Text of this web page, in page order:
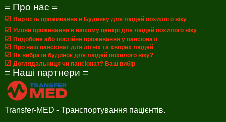
= Про нас =
☑ Вартість проживання в Будинку для людей похилого віку
☑ Умови проживання в нашому центрі для людей похилого віку
☑ Подобове або постійне проживання у пансіонаті
☑ Про наш пансіонат для літніх та хворих людей
☑ Як вибрати будинок для людей похилого віку?
☑ Доглядальниця чи пансіонат? Ваш вибір
= Наші партнери =
Transfer-MED - Транспортування пацієнтів.